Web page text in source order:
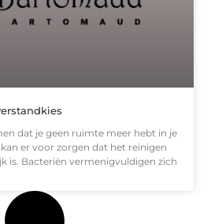
dat je geen ruimte meer hebt in je
er voor zorgen dat het reinigen
is. Bacteriën vermenigvuldigen zich